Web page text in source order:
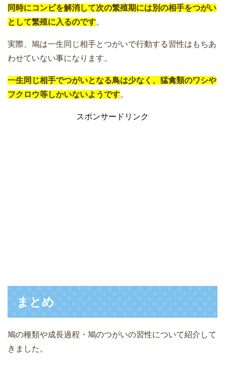
同時にコンビを解消して次の繁殖期には別の相手をつがい
として繁殖に入るのです。
実際、鳩は一生同じ相手とつがいで行動する習性はもちあ
わせていない事になります。
一生同じ相手でつがいとなる鳥は少なく、猛禽類のワシや
フクロウ等しかいないようです。
スポンサードリンク
まとめ
鳩の種類や成長過程・鳩のつがいの習性について紹介して
きました。